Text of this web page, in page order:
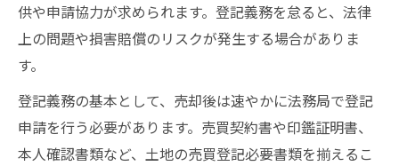
司法書士依頼と自分で登記する流れの違い
供や申請協力が求められます。登記義務を怠ると、法律
上の問題や損害賠償のリスクが発生する場合がありま
す。
登記義務の基本として、売却後は速やかに法務局で登記
申請を行う必要があります。売買契約書や印鑑証明書、
本人確認書類など、土地の売買登記必要書類を揃えるこ